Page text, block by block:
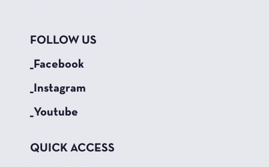
FOLLOW US
_Facebook
_Instagram
_Youtube
QUICK ACCESS